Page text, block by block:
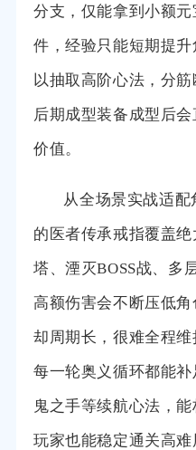
分支，仅能拿到小额
件，经验只能短期提
以抽取高阶心法，分
后期成型装备成型后
价值。
从全场景实战适
的医者传承戒指覆盖
塔、湮灭BOSS战、多
高额伤害会不断压低
却周期长，很难全程
每一轮奥义循环都能补
鬼之手等续航心法，
玩家也能稳定通关高